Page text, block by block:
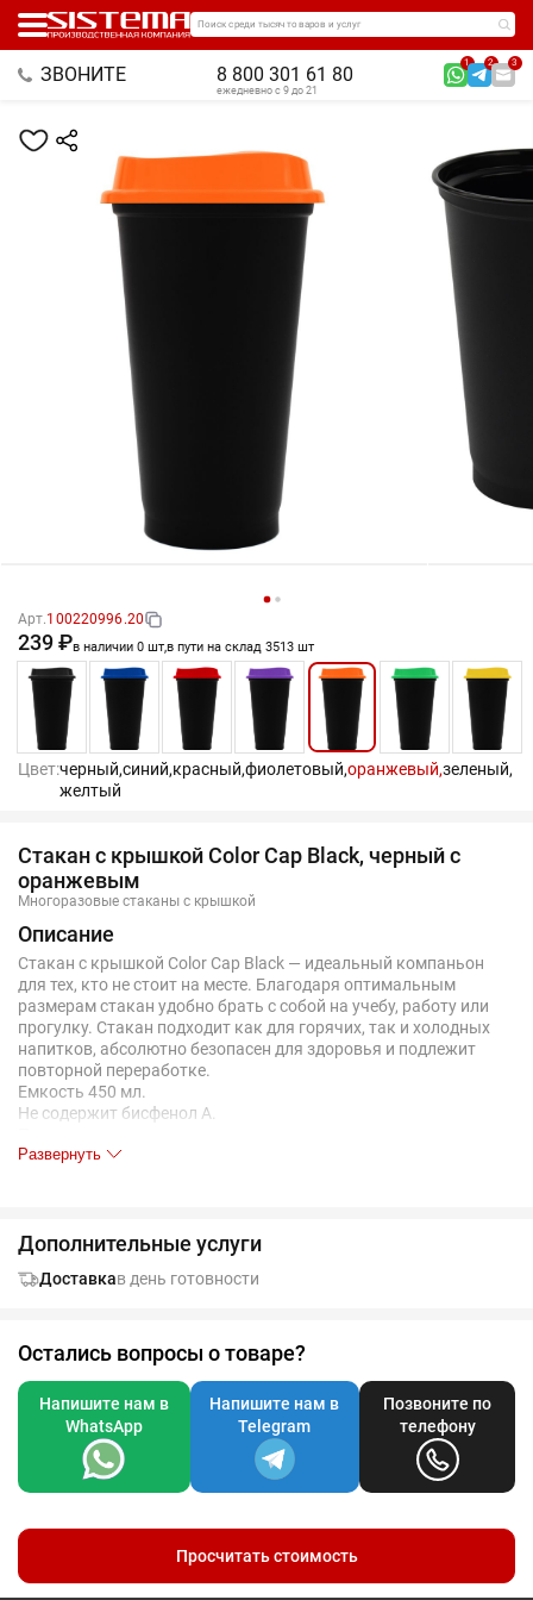
Поиск среди тысяч товаров и услуг
ЗВОНИТЕ 8 800 301 61 80
1 2 3
ежедневно с 9 до 21
Арт.100220996.20
239 ₽в наличии 0 шт,в пути на склад 3513 шт
Цвет:черный,синий,красный,фиолетовый,оранжевый,зеленый,
желтый
Стакан с крышкой Color Cap Black, черный с
оранжевым
Многоразовые стаканы с крышкой
Описание
Стакан с крышкой Color Cap Black — идеальный компаньон
для тех, кто не стоит на месте. Благодаря оптимальным
размерам стакан удобно брать с собой на учебу, работу или
прогулку. Стакан подходит как для горячих, так и холодных
напитков, абсолютно безопасен для здоровья и подлежит
повторной переработке.
Емкость 450 мл.
Не содержит бисфенол А.
Развернуть
Дополнительные услуги
Доставкав день готовности
Остались вопросы о товаре?
Напишите нам в
WhatsApp
Напишите нам в
Telegram
Позвоните по
телефону
Просчитать стоимость